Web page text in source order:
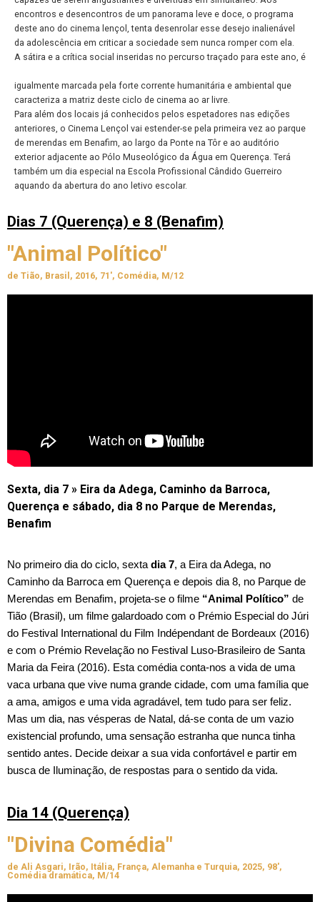
encontros e desencontros de um panorama leve e doce, o programa
deste ano do cinema lençol, tenta desenrolar esse desejo inalienável
da adolescência em criticar a sociedade sem nunca romper com ela.
A sátira e a crítica social inseridas no percurso traçado para este ano, é
igualmente marcada pela forte corrente humanitária e ambiental que
caracteriza a matriz deste ciclo de cinema ao ar livre.
Para além dos locais já conhecidos pelos espetadores nas edições
anteriores, o Cinema Lençol vai estender-se pela primeira vez ao parque
de merendas em Benafim, ao largo da Ponte na Tôr e ao auditório
exterior adjacente ao Pólo Museológico da Água em Querença. Terá
também um dia especial na Escola Profissional Cândido Guerreiro
aquando da abertura do ano letivo escolar.
Dias 7 (Querença) e 8 (Benafim)
"Animal Político"
de Tião, Brasil, 2016, 71', Comédia, M/12
Sexta, dia 7 » Eira da Adega, Caminho da Barroca,
Querença e sábado, dia 8 no Parque de Merendas,
Benafim
No primeiro dia do ciclo, sexta dia 7, a Eira da Adega, no
Caminho da Barroca em Querença e depois dia 8, no Parque de
Merendas em Benafim, projeta-se o filme “Animal Político” de
Tião (Brasil), um filme galardoado com o Prémio Especial do Júri
do Festival International du Film Indépendant de Bordeaux (2016)
e com o Prémio Revelação no Festival Luso-Brasileiro de Santa
Maria da Feira (2016). Esta comédia conta-nos a vida de uma
vaca urbana que vive numa grande cidade, com uma família que
a ama, amigos e uma vida agradável, tem tudo para ser feliz.
Mas um dia, nas vésperas de Natal, dá-se conta de um vazio
existencial profundo, uma sensação estranha que nunca tinha
sentido antes. Decide deixar a sua vida confortável e partir em
busca de Iluminação, de respostas para o sentido da vida.
Dia 14 (Querença)
"Divina Comédia"
de Ali Asgari, Irão, Itália, França, Alemanha e Turquia, 2025, 98',
Comédia dramática, M/14